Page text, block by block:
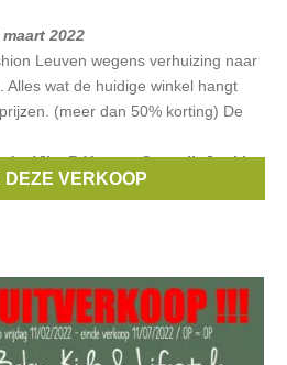
2022
Leuven wegens verhuizing naar
Alles wat de huidige winkel hangt
(meer dan 50% korting) De
,Vila,B.Young,Catwalk Junkie,
DEZE VERKOOP